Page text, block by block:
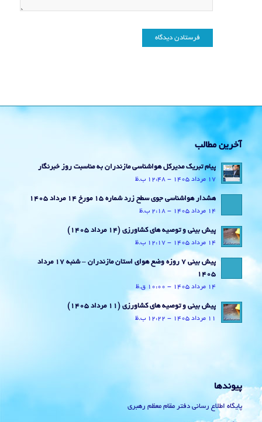
آخرین مطالب
پیام تبریک مدیرکل هواشناسی مازندران به مناسبت روز خبرنگار
17 مرداد 1405 - 12:48 ب.ظ
هشدار هواشناسی جوی سطح زرد شماره 15 مورخ 14 مرداد 1405
14 مرداد 1405 - 2:18 ب.ظ
پیش بینی و توصیه های کشاورزی (14 مرداد ۱۴۰۵)
14 مرداد 1405 - 12:17 ب.ظ
پیش بینی 7 روزه وضع هوای استان مازندران – شنبه 17 مرداد
1405
14 مرداد 1405 - 10:00 ق.ظ
پیش بینی و توصیه های کشاورزی (11 مرداد ۱۴۰۵)
11 مرداد 1405 - 12:22 ب.ظ
پیوندها
پایگاه اطلاع رسانی دفتر مقام معظم رهبری